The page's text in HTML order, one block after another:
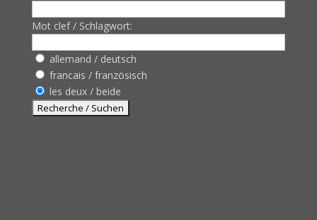
Mot clef / Schlagwort:
allemand / deutsch
francais / französisch
les deux / beide